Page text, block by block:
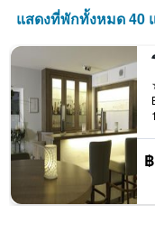
แสดงที่พักทั้งหมด 40